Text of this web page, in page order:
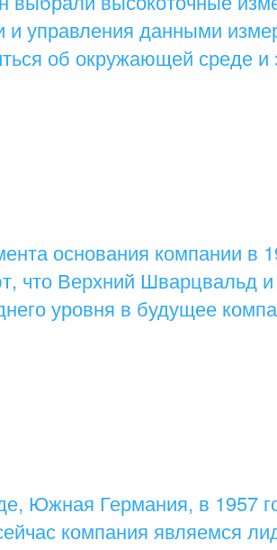
управления данными
об окружающей среде
основания компании в
что Верхний Шварцвальд
уровня в будущее
Южная Германия, в 1957
компания являемся